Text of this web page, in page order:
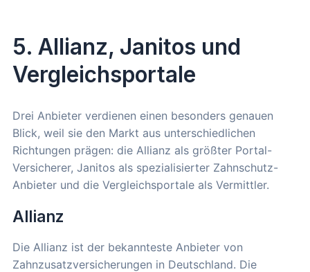
5. Allianz, Janitos und
Vergleichsportale
Drei Anbieter verdienen einen besonders genauen
Blick, weil sie den Markt aus unterschiedlichen
Richtungen prägen: die Allianz als größter Portal-
Versicherer, Janitos als spezialisierter Zahnschutz-
Anbieter und die Vergleichsportale als Vermittler.
Allianz
Die Allianz ist der bekannteste Anbieter von
Zahnzusatzversicherungen in Deutschland. Die